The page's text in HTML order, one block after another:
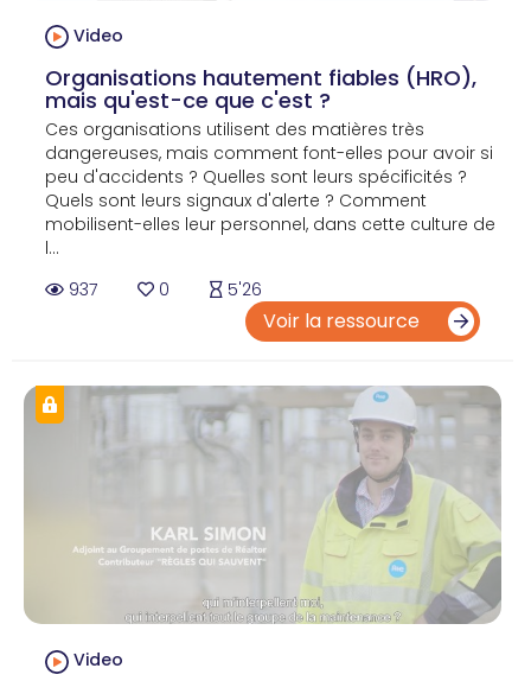
Video
Organisations hautement fiables (HRO),
mais qu'est-ce que c'est ?
Ces organisations utilisent des matières très
dangereuses, mais comment font-elles pour avoir si
peu d'accidents ? Quelles sont leurs spécificités ?
Quels sont leurs signaux d'alerte ? Comment
mobilisent-elles leur personnel, dans cette culture de
l...
937
0 5'26
Voir la ressource
Video